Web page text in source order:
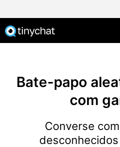
Bate-papo
com
Converse